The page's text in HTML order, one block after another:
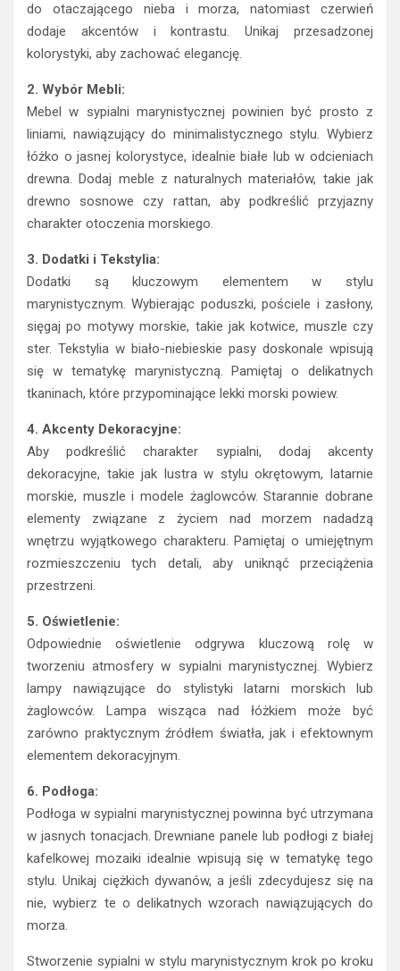
do otaczającego nieba i morza, natomiast czerwień
dodaje akcentów i kontrastu. Unikaj przesadzonej
kolorystyki, aby zachować elegancję.
2. Wybór Mebli:
Mebel w sypialni marynistycznej powinien być prosto z
liniami, nawiązujący do minimalistycznego stylu. Wybierz
łóżko o jasnej kolorystyce, idealnie białe lub w odcieniach
drewna. Dodaj meble z naturalnych materiałów, takie jak
drewno sosnowe czy rattan, aby podkreślić przyjazny
charakter otoczenia morskiego.
3. Dodatki i Tekstylia:
Dodatki są kluczowym elementem w stylu
marynistycznym. Wybierając poduszki, pościele i zasłony,
sięgaj po motywy morskie, takie jak kotwice, muszle czy
ster. Tekstylia w biało-niebieskie pasy doskonale wpisują
się w tematykę marynistyczną. Pamiętaj o delikatnych
tkaninach, które przypominające lekki morski powiew.
4. Akcenty Dekoracyjne:
Aby podkreślić charakter sypialni, dodaj akcenty
dekoracyjne, takie jak lustra w stylu okrętowym, latarnie
morskie, muszle i modele żaglowców. Starannie dobrane
elementy związane z życiem nad morzem nadadzą
wnętrzu wyjątkowego charakteru. Pamiętaj o umiejętnym
rozmieszczeniu tych detali, aby uniknąć przeciążenia
przestrzeni.
5. Oświetlenie:
Odpowiednie oświetlenie odgrywa kluczową rolę w
tworzeniu atmosfery w sypialni marynistycznej. Wybierz
lampy nawiązujące do stylistyki latarni morskich lub
żaglowców. Lampa wisząca nad łóżkiem może być
zarówno praktycznym źródłem światła, jak i efektownym
elementem dekoracyjnym.
6. Podłoga:
Podłoga w sypialni marynistycznej powinna być utrzymana
w jasnych tonacjach. Drewniane panele lub podłogi z białej
kafelkowej mozaiki idealnie wpisują się w tematykę tego
stylu. Unikaj ciężkich dywanów, a jeśli zdecydujesz się na
nie, wybierz te o delikatnych wzorach nawiązujących do
morza.
Stworzenie sypialni w stylu marynistycznym krok po kroku